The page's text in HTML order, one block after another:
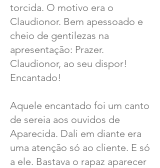
torcida. O motivo era o
Claudionor. Bem apessoado e
cheio de gentilezas na
apresentação: Prazer.
Claudionor, ao seu dispor!
Encantado!
Aquele encantado foi um canto
de sereia aos ouvidos de
Aparecida. Dali em diante era
uma atenção só ao cliente. E só
a ele. Bastava o rapaz aparecer